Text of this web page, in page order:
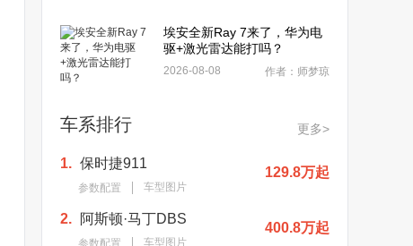
埃安全新Ray 7来了，华为电
驱+激光雷达能打吗？
2026-08-08 作者：师梦琼
车系排行 更多>
1. 保时捷911
参数配置 车型图片
129.8万起
2. 阿斯顿·马丁DBS
参数配置 车型图片
400.8万起